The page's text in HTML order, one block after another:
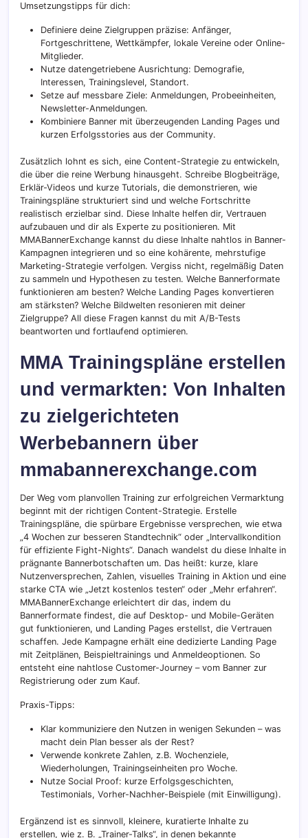
Umsetzungstipps für dich:
Definiere deine Zielgruppen präzise: Anfänger,
Fortgeschrittene, Wettkämpfer, lokale Vereine oder Online-
Mitglieder.
Nutze datengetriebene Ausrichtung: Demografie,
Interessen, Trainingslevel, Standort.
Setze auf messbare Ziele: Anmeldungen, Probeeinheiten,
Newsletter-Anmeldungen.
Kombiniere Banner mit überzeugenden Landing Pages und
kurzen Erfolgsstories aus der Community.
Zusätzlich lohnt es sich, eine Content-Strategie zu entwickeln,
die über die reine Werbung hinausgeht. Schreibe Blogbeiträge,
Erklär-Videos und kurze Tutorials, die demonstrieren, wie
Trainingspläne strukturiert sind und welche Fortschritte
realistisch erzielbar sind. Diese Inhalte helfen dir, Vertrauen
aufzubauen und dir als Experte zu positionieren. Mit
MMABannerExchange kannst du diese Inhalte nahtlos in Banner-
Kampagnen integrieren und so eine kohärente, mehrstufige
Marketing-Strategie verfolgen. Vergiss nicht, regelmäßig Daten
zu sammeln und Hypothesen zu testen. Welche Bannerformate
funktionieren am besten? Welche Landing Pages konvertieren
am stärksten? Welche Bildwelten resonieren mit deiner
Zielgruppe? All diese Fragen kannst du mit A/B-Tests
beantworten und fortlaufend optimieren.
MMA Trainingspläne erstellen
und vermarkten: Von Inhalten
zu zielgerichteten
Werbebannern über
mmabannerexchange.com
Der Weg vom planvollen Training zur erfolgreichen Vermarktung
beginnt mit der richtigen Content-Strategie. Erstelle
Trainingspläne, die spürbare Ergebnisse versprechen, wie etwa
„4 Wochen zur besseren Standtechnik“ oder „Intervallkondition
für effiziente Fight-Nights“. Danach wandelst du diese Inhalte in
prägnante Bannerbotschaften um. Das heißt: kurze, klare
Nutzenversprechen, Zahlen, visuelles Training in Aktion und eine
starke CTA wie „Jetzt kostenlos testen“ oder „Mehr erfahren“.
MMABannerExchange erleichtert dir das, indem du
Bannerformate findest, die auf Desktop- und Mobile-Geräten
gut funktionieren, und Landing Pages erstellst, die Vertrauen
schaffen. Jede Kampagne erhält eine dedizierte Landing Page
mit Zeitplänen, Beispieltrainings und Anmeldeoptionen. So
entsteht eine nahtlose Customer-Journey – vom Banner zur
Registrierung oder zum Kauf.
Praxis-Tipps:
Klar kommuniziere den Nutzen in wenigen Sekunden – was
macht dein Plan besser als der Rest?
Verwende konkrete Zahlen, z.B. Wochenziele,
Wiederholungen, Trainingseinheiten pro Woche.
Nutze Social Proof: kurze Erfolgsgeschichten,
Testimonials, Vorher-Nachher-Beispiele (mit Einwilligung).
Ergänzend ist es sinnvoll, kleinere, kuratierte Inhalte zu
erstellen, wie z. B. „Trainer-Talks“, in denen bekannte